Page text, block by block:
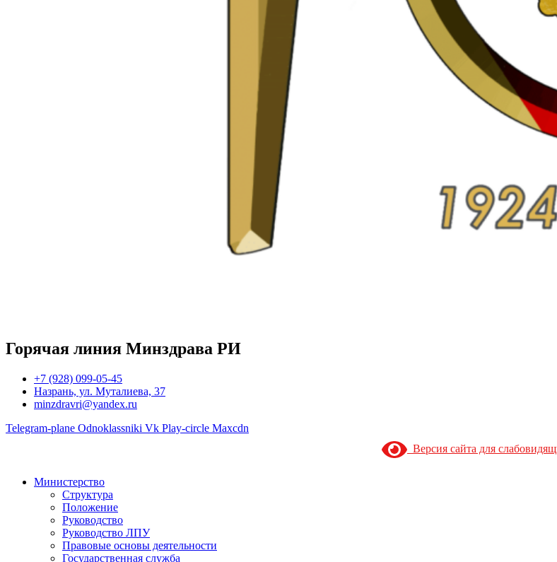
Горячая линия Минздрава РИ
+7 (928) 099-05-45
Назрань, ул. Муталиева, 37
minzdravri@yandex.ru
Telegram-plane Odnoklassniki Vk Play-circle Maxcdn
Версия сайта для
Министерство
Структура
Положение
Руководство
Руководство ЛПУ
Правовые основы деятельности
Государственная служба